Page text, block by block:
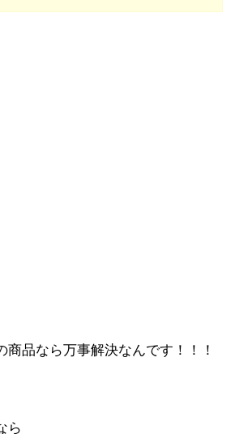
商品なら万事解決なんです！！！
ら